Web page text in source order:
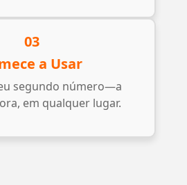
03
a Usar
segundo número—a
em qualquer lugar.